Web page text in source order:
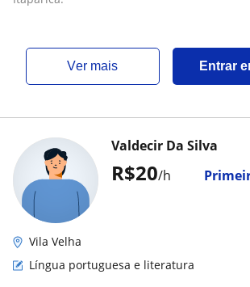
ver mais Entrar
R$20/h
Valdecir Da Silva
Vila Velha
Língua portuguesa e literatura